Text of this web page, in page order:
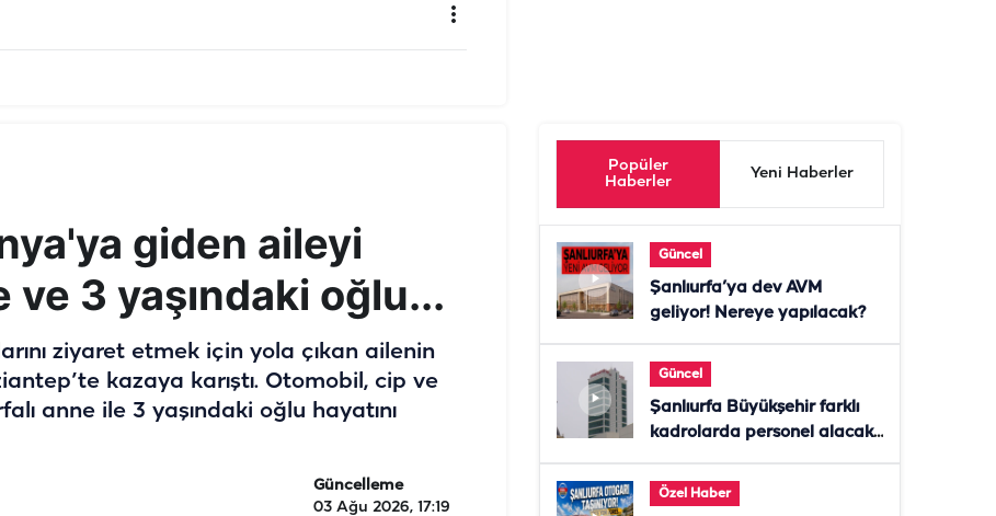
giden aileyi
ve 3 yaşındaki oğlu...
ziyaret etmek için yola çıkan ailenin
kazaya karıştı. Otomobil, cip ve
anne ile 3 yaşındaki oğlu hayatını
Güncelleme
03 Ağu 2026, 17:19
Popüler
Haberler
Yeni Haberler
Güncel
Şanlıurfa’ya dev AVM
geliyor! Nereye yapılacak?
Güncel
Şanlıurfa Büyükşehir farklı
kadrolarda personel alacak!
Özel Haber